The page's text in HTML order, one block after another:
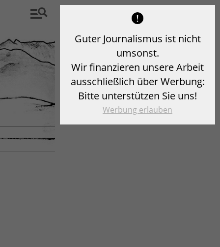
Guter Journalismus ist nicht
umsonst.
Wir finanzieren unsere Arbeit
ausschließlich über Werbung:
Bitte unterstützen Sie uns!
Werbung erlauben